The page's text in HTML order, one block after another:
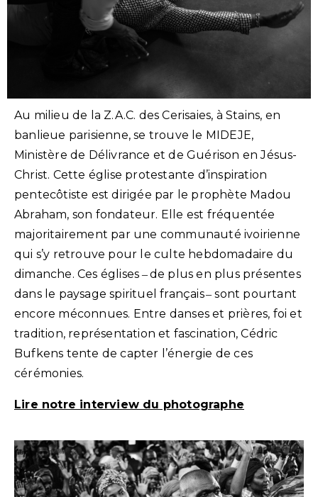
Au milieu de la Z.A.C. des Cerisaies, à Stains, en
banlieue parisienne, se trouve le MIDEJE,
Ministère de Délivrance et de Guérison en Jésus-
Christ. Cette église protestante d’inspiration
pentecôtiste est dirigée par le prophète Madou
Abraham, son fondateur. Elle est fréquentée
majoritairement par une communauté ivoirienne
qui s’y retrouve pour le culte hebdomadaire du
dimanche. Ces églises ‒ de plus en plus présentes
dans le paysage spirituel français ‒ sont pourtant
encore méconnues. Entre danses et prières, foiet
tradition, représentationet fascination, Cédric
Bufkens tente de capter l’énergie de ces
cérémonies.
Lire notre interview du photographe